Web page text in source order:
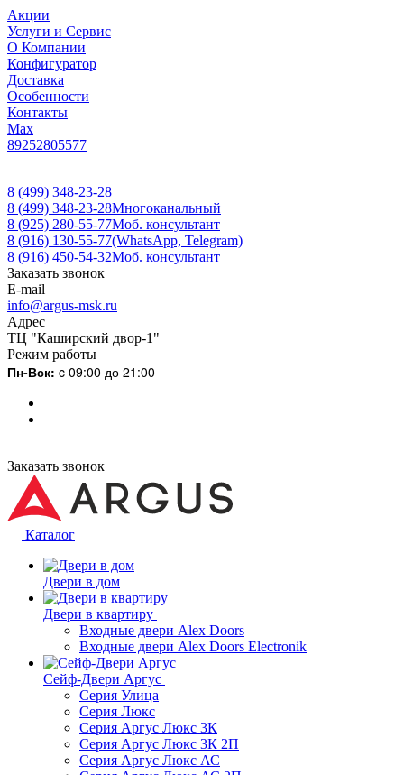
Акции
Услуги и Сервис
О Компании
Конфигуратор
Доставка
Особенности
Контакты
Max
89252805577
8 (499) 348-23-28
8 (499) 348-23-28Многоканальный
8 (925) 280-55-77Моб. консультант
8 (916) 130-55-77(WhatsApp, Telegram)
8 (916) 450-54-32Моб. консультант
Заказать звонок
E-mail
info@argus-msk.ru
Адрес
ТЦ "Каширский двор-1"
Режим работы
Пн-Вск: c 09:00 до 21:00
Заказать звонок
Каталог
Двери в дом
Двери в квартиру
Входные двери Alex Doors
Входные двери Alex Doors Electronik
Сейф-Двери Аргус
Серия Улица
Серия Люкс
Серия Аргус Люкс 3К
Серия Аргус Люкс 3К 2П
Серия Аргус Люкс АС